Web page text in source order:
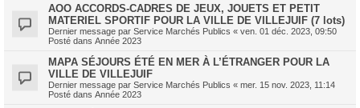
AOO ACCORDS-CADRES DE JEUX, JOUETS ET PETIT
MATERIEL SPORTIF POUR LA VILLE DE VILLEJUIF (7 lots)
Dernier message par Service Marchés Publics « ven. 01 déc. 2023, 09:50
Posté dans Année 2023
MAPA SÉJOURS ÉTÉ EN MER À L’ÉTRANGER POUR LA
VILLE DE VILLEJUIF
Dernier message par Service Marchés Publics « mer. 15 nov. 2023, 11:14
Posté dans Année 2023